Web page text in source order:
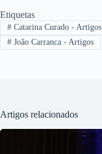
Etiquetas
#Catarina Curado - Artigos
#João Carranca - Artigos
Artigos relacionados